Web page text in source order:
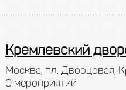
Кремлевский
Москва, пл. Дворцовая,
0 мероприятий